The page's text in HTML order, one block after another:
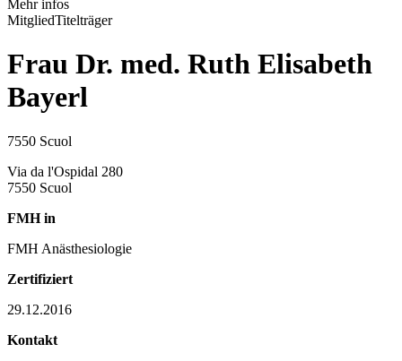
Mehr infos
MitgliedTitelträger
Frau Dr. med. Ruth Elisabeth
Bayerl
7550 Scuol
Via da l'Ospidal 280
7550 Scuol
FMH in
FMH Anästhesiologie
Zertifiziert
29.12.2016
Kontakt